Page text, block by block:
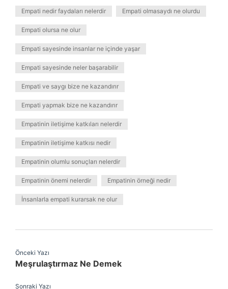
Empati nedir faydaları nelerdir Empati olmasaydı ne olurdu
Empati olursa ne olur
Empati sayesinde insanlar ne içinde yaşar
Empati sayesinde neler başarabilir
Empati ve saygı bize ne kazandırır
Empati yapmak bize ne kazandırır
Empatinin iletişime katkıları nelerdir
Empatinin iletişime katkısı nedir
Empatinin olumlu sonuçları nelerdir
Empatinin önemi nelerdir Empatinin örneği nedir
İnsanlarla empati kurarsak ne olur
Önceki Yazı
Meşrulaştırmaz Ne Demek
Sonraki Yazı